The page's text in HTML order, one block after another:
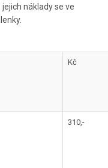
náklady se ve
Kč
310,-